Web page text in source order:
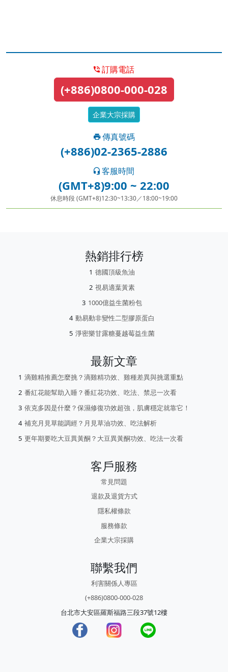
訂購電話
(+886)0800-000-028
企業大宗採購
傳真號碼
(+886)02-2365-2886
客服時間
(GMT+8)9:00 ~ 22:00
休息時段 (GMT+8)12:30~13:30／18:00~19:00
熱銷排行榜
德國頂級魚油
視易適葉黃素
1000億益生菌粉包
動易動非變性二型膠原蛋白
淨密樂甘露糖蔓越莓益生菌
最新文章
滴雞精推薦怎麼挑？滴雞精功效、雞種差異與挑選重點
番紅花能幫助入睡？番紅花功效、吃法、禁忌一次看
依克多因是什麼？保濕修復功效超強，肌膚穩定就靠它！
補充月見草能調經？月見草油功效、吃法解析
更年期要吃大豆異黃酮？大豆異黃酮功效、吃法一次看
客戶服務
常見問題
退款及退貨方式
隱私權條款
服務條款
企業大宗採購
聯繫我們
利害關係人專區
(+886)0800-000-028
台北市大安區羅斯福路三段37號12樓